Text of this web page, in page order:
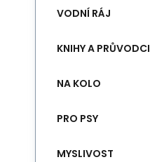
VODNÍ RÁJ
KNIHY A PRŮVODCI
NA KOLO
PRO PSY
MYSLIVOST